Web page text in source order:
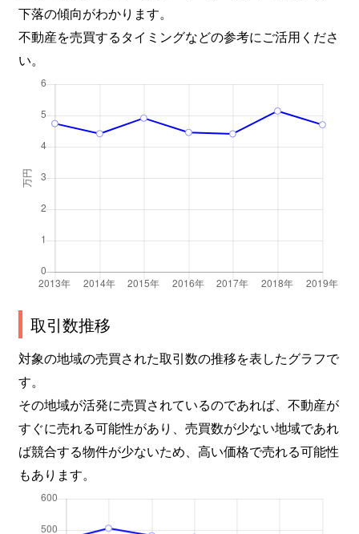
下落の傾向がわかります。
不動産を売買するタイミングなどの参考にご活用くださ
い。
取引数推移
対象の地域の売買された取引数の推移を表したグラフで
す。
その地域が活発に売買されているのであれば、不動産が
すぐに売れる可能性があり、売買数が少ない地域であれ
ば競合する物件が少ないため、高い価格で売れる可能性
もあります。